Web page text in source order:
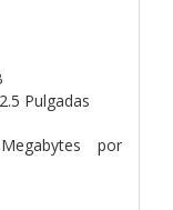
Pulgadas
por